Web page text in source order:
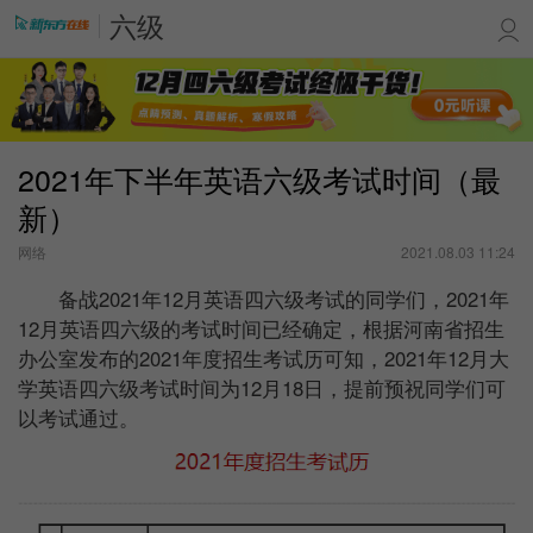
六级
2021年下半年英语六级考试时间（最
新）
网络 2021.08.03 11:24
备战2021年12月英语四六级考试的同学们，2021年
12月英语四六级的考试时间已经确定，根据河南省招生
办公室发布的2021年度招生考试历可知，2021年12月大
学英语四六级考试时间为12月18日，提前预祝同学们可
以考试通过。